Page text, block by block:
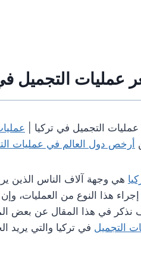
عمليات التجميل
التجميل في تركيا |
أرخص دول العالم في عمليات
هي وجهة آلاف الناس الذين
هذا النوع من العمليات،
في هذا المقال عن بعض
التجميل في تركيا والتي يريد